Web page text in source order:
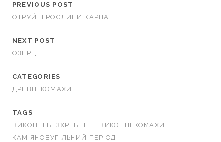
PREVIOUS POST
ОТРУЙНІ РОСЛИНИ КАРПАТ
NEXT POST
ОЗЕРЦЕ
CATEGORIES
ДРЕВНІ КОМАХИ
TAGS
ВИКОПНІ БЕЗХРЕБЕТНІ
ВИКОПНІ КОМАХИ
КАМ'ЯНОВУГІЛЬНИЙ ПЕРІОД